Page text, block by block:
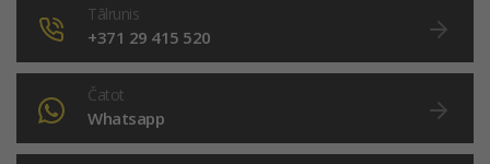
Tālrunis
+371 29 415 520
Čatot
Whatsapp